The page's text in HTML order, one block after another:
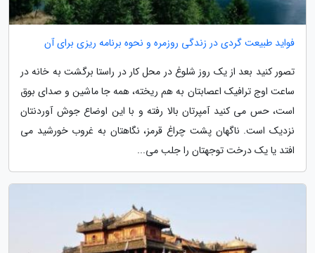
فواید طبیعت گردی در زندگی روزمره و نحوه برنامه ریزی برای آن
تصور کنید بعد از یک روز شلوغ در محل کار در راستا برگشت به خانه در
ساعت اوج ترافیک اعصابتان به هم ریخته، همه جا ماشین و صدای بوق
است، حس می کنید آمپرتان بالا رفته و با این اوضاع جوش آوردنتان
نزدیک است. ناگهان پشت چراغ قرمز، نگاهتان به غروب خورشید می
افتد یا یک درخت توجهتان را جلب می...